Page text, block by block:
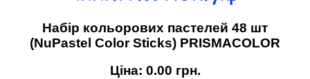
Набір кольорових пастелей 48 шт
(NuPastel Color Sticks) PRISMACOLOR
Ціна: 0.00 грн.